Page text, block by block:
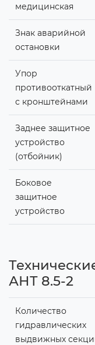
медицинская
Знак аварийной
остановки
Упор
противооткатный
с кронштейнами
Заднее защитное
устройство
(отбойник)
Боковое
защитное
устройство
АНТ 8.5-2
Количество
гидравлических
выдвижных